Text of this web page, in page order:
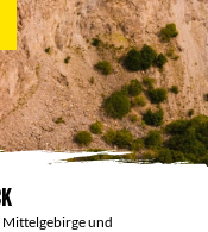
Mittelgebirge und